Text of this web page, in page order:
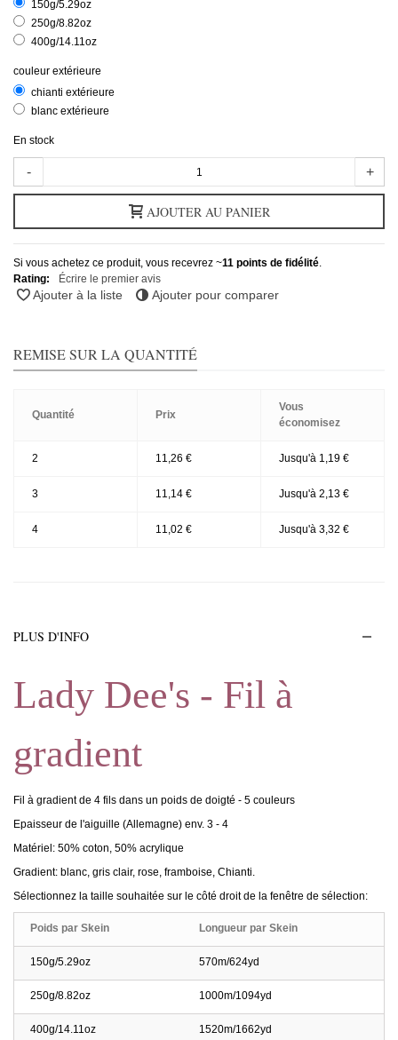
150g/5.29oz
250g/8.82oz
400g/14.11oz
couleur extérieure
chianti extérieure
blanc extérieure
En stock
- +
AJOUTER AU PANIER
Si vous achetez ce produit, vous recevrez ~11 points de fidélité.
Rating:
Écrire le premier avis
Ajouter à la liste Ajouter pour comparer
REMISE SUR LA QUANTITÉ
Quantité Prix
Vous
économisez
2 11,26 € Jusqu'à 1,19 €
3 11,14 € Jusqu'à 2,13 €
4 11,02 € Jusqu'à 3,32 €
PLUS D'INFO
Lady Dee's - Fil à
gradient
Fil à gradient de 4 fils dans un poids de doigté - 5 couleurs
Epaisseur de l'aiguille (Allemagne) env. 3 - 4
Matériel: 50% coton, 50% acrylique
Gradient: blanc, gris clair, rose, framboise, Chianti.
Sélectionnez la taille souhaitée sur le côté droit de la fenêtre de sélection:
Poids par Skein Longueur par Skein
150g/5.29oz 570m/624yd
250g/8.82oz 1000m/1094yd
400g/14.11oz 1520m/1662yd